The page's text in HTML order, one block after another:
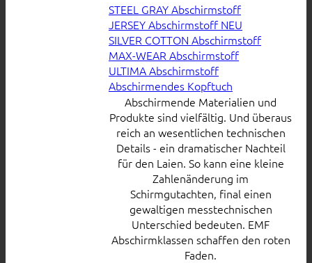
STEEL GRAY Abschirmstoff
JERSEY Abschirmstoff
SILVER COTTON Abschirmstoff
MAX-WEAR Abschirmstoff
ULTIMA Abschirmstoff
Abschirmendes Kopftuch
Abschirmende Materialien und
Produkte sind vielfältig. Und überaus
reich an wesentlichen technischen
Details - ein dramatischer Nachteil
für den Laien. So kann eine kleine
Zahlenänderung im
Schirmgutachten, final einen
gewaltigen messtechnischen
Unterschied bedeuten. EMF
Abschirmklassen schaffen den roten
Faden.